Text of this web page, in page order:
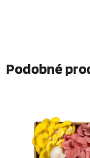
Podobné